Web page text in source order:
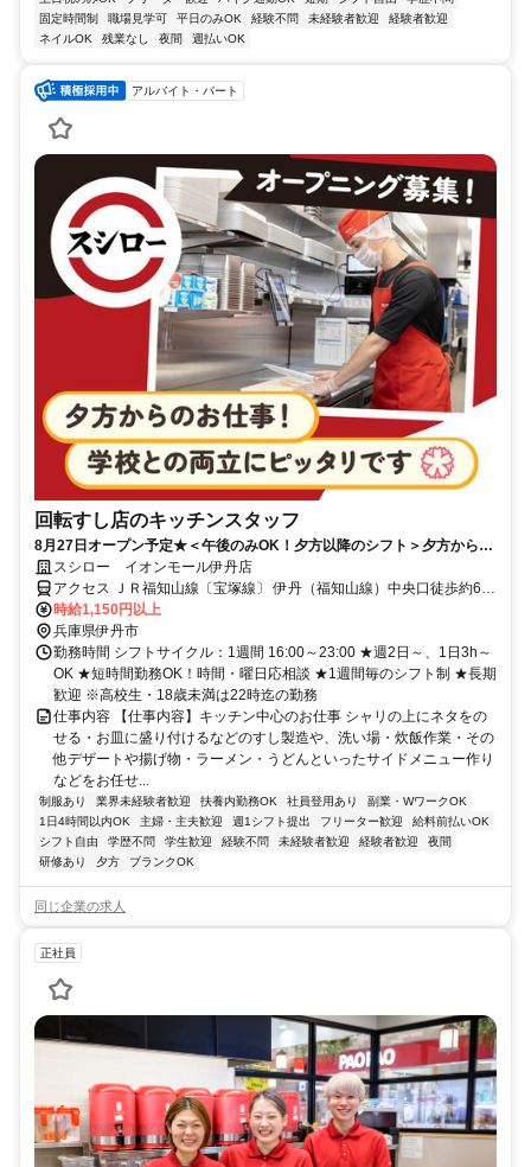
固定時間制
職場見学可 平日のみOK 経験不問 未経験者歓迎
経験者歓迎
ネイルOK
残業なし 夜間 週払いOK
アルバイト・パート
回転すし店のキッチンスタッフ
8月27日オープン予定★＜午後のみOK！夕方以降のシフト＞夕方からの
製造メインでコツコツ働ける
スシロー イオンモール伊丹店
アクセス ＪＲ福知山線〔宝塚線〕 伊丹（福知山線）中央口徒歩約6
分、連絡バス 伊丹（福知山線）徒歩約6分、阪急伊丹線 伊丹（阪急
線）東通路デッキ口徒歩約16分
時給1,150円以上
兵庫県伊丹市
勤務時間 シフトサイクル：1週間 16:00～23:00 ★週2日～、1日3h～
OK ★短時間勤務OK！時間・曜日応相談 ★1週間毎のシフト制 ★長期
歓迎 ※高校生・18歳未満は22時迄の勤務
仕事内容 【仕事内容】キッチン中心のお仕事 シャリの上にネタをの
せる・お皿に盛り付けるなどのすし製造や、洗い場・炊飯作業・その
他デザートや揚げ物・ラーメン・うどんといったサイドメニュー作り
などをお任せ...
制服あり 業界未経験者歓迎 扶養内勤務OK 社員登用あり
副業・WワークOK
1日4時間以内OK
主婦・主夫歓迎 週1シフト提出 フリーター歓迎
給料前払いOK
シフト自由
学歴不問 学生歓迎 経験不問 未経験者歓迎 経験者歓迎
夜間
研修あり
夕方 ブランクOK
同じ企業の求人
正社員